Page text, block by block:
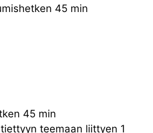
45 min
45 min
teemaan liittyen 1